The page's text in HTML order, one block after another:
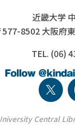
近畿大学
577-8502 大阪府
TEL. (06)
Central